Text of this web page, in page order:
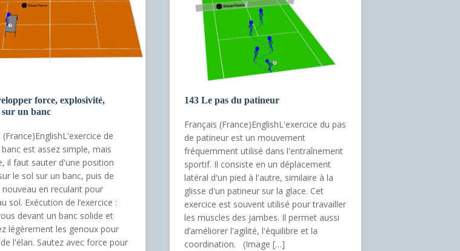
force, explosivité,
un banc
(France)EnglishL'exercice de
est assez simple, mais
il faut sauter d'une position
le sol sur un banc, puis de
nouveau en reculant pour
sol. Exécution de l’exercice :
devant un banc solide et
légèrement les genoux pour
l'élan. Sautez avec force pour
143 Le pas du patineur
Français (France)EnglishL'exercice du pas
de patineur est un mouvement
fréquemment utilisé dans l'entraînement
sportif. Il consiste en un déplacement
latéral d'un pied à l'autre, similaire à la
glisse d'un patineur sur la glace. Cet
exercice est souvent utilisé pour travailler
les muscles des jambes. Il permet aussi
d’améliorer l'agilité, l'équilibre et la
coordination. (Image […]